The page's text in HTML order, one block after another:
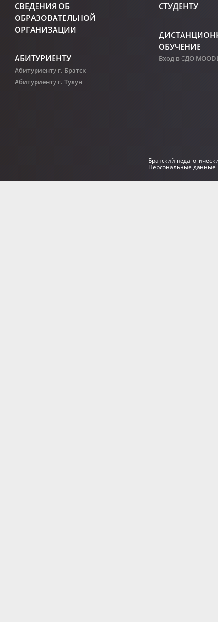
СВЕДЕНИЯ ОБ
ОБРАЗОВАТЕЛЬНОЙ
ОРГАНИЗАЦИИ
АБИТУРИЕНТУ
Абитуриенту г. Братск
Абитуриенту г. Тулун
СТУДЕНТУ
ОБУЧЕНИЕ
Вход в СДО
Братский
Персональные данные